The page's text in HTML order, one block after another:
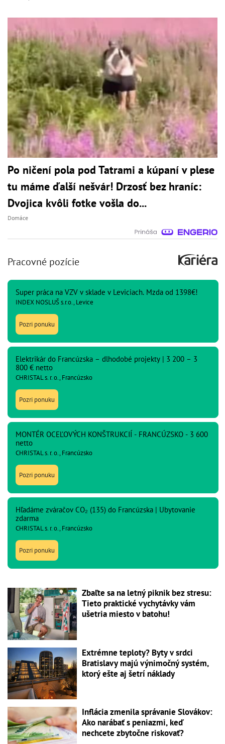
Po ničení pola pod Tatrami a kúpaní v plese
tu máme ďalší nešvár! Drzosť bez hraníc:
Dvojica kvôli fotke vošla do...
Domáce
Pracovné pozície
Super práca na VZV v sklade v Leviciach. Mzda od 1398€!
INDEX NOSLUŠ s.r.o., Levice
Pozri ponuku
Elektrikár do Francúzska – dlhodobé projekty | 3 200 – 3
800 € netto
CHRISTAL s. r. o., Francúzsko
Pozri ponuku
MONTÉR OCEĽOVÝCH KONŠTRUKCIÍ - FRANCÚZSKO - 3 600
netto
CHRISTAL s. r. o., Francúzsko
Pozri ponuku
Hľadáme zváračov CO₂ (135) do Francúzska | Ubytovanie
zdarma
CHRISTAL s. r. o., Francúzsko
Pozri ponuku
Zbaľte sa na letný piknik bez stresu:
Tieto praktické vychytávky vám
ušetria miesto v batohu!
Extrémne teploty? Byty v srdci
Bratislavy majú výnimočný systém,
ktorý ešte aj šetrí náklady
Inflácia zmenila správanie Slovákov:
Ako narábať s peniazmi, keď
nechcete zbytočne riskovať?